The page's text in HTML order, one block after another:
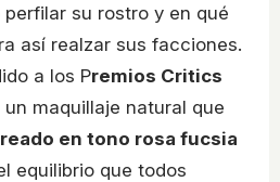
su rostro y en qué
así realzar sus facciones.
a los Premios Critics
un maquillaje natural que
en tono rosa fucsia
equilibrio que todos